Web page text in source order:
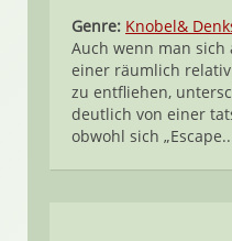
Genre: Knobel&
Auch wenn man
einer räumlich
zu entfliehen,
deutlich von einer
obwohl sich